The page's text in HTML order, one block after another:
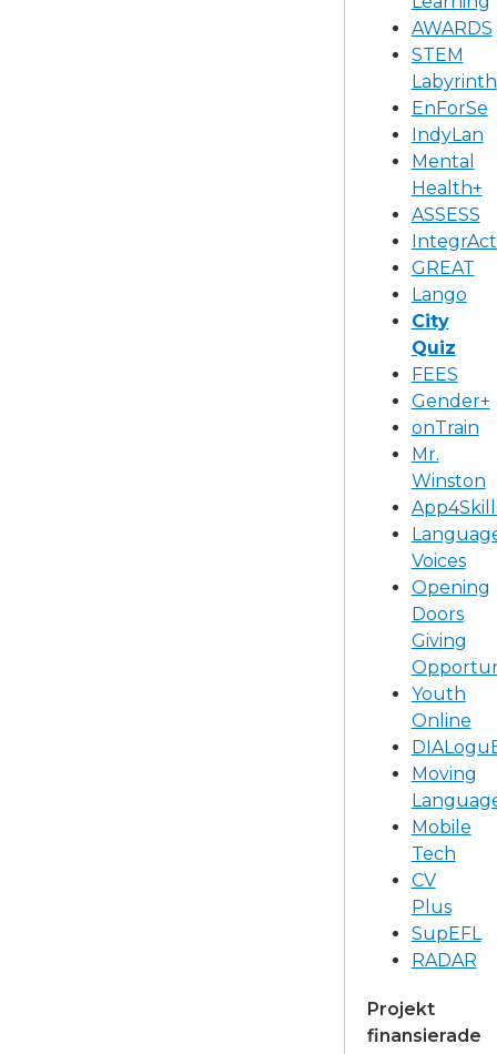
AWARDS
STEM
Labyrinth
EnForSe
IndyLan
Mental
Health+
ASSESS
GREAT
Lango
City
Quiz
FEES
Gender+
onTrain
Mr.
Winston
Voices
Opening
Doors
Giving
Youth
Online
Moving
Mobile
Tech
CV
Plus
SupEFL
RADAR
Projekt
finansierade